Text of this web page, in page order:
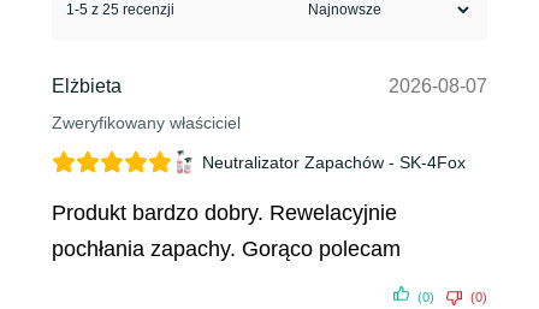
1-5 z 25 recenzji
Elżbieta
Zweryfikowany właściciel
2026-08-07
Neutralizator Zapachów - SK-4Fox
Produkt bardzo dobry. Rewelacyjnie
pochłania zapachy. Gorąco polecam
(0) (0)